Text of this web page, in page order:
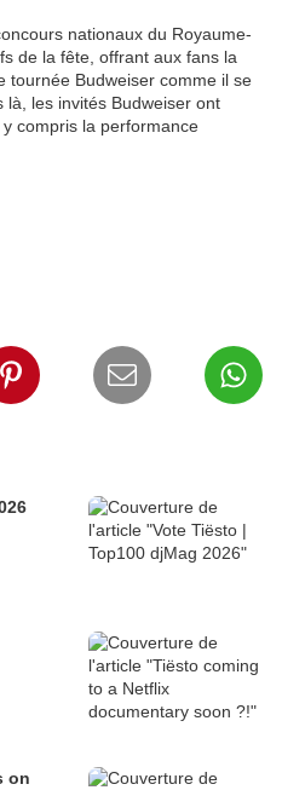
nationaux du Royaume-
de la fête, offrant aux fans la
tournée Budweiser comme il se
là, les invités Budweiser ont
compris la performance
on